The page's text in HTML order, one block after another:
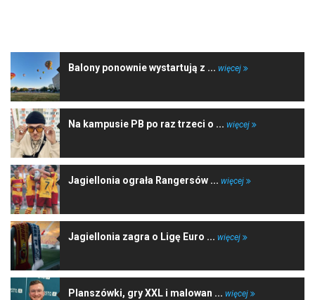
Balony ponownie wystartują z ... więcej
Na kampusie PB po raz trzeci o ... więcej
Jagiellonia ograła Rangersów ... więcej
Jagiellonia zagra o Ligę Euro ... więcej
Planszówki, gry XXL i malowan ... więcej